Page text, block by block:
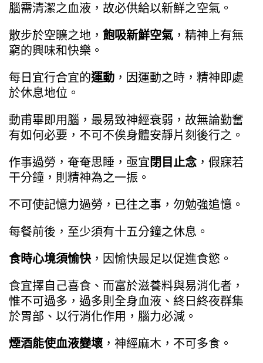
腦需清潔之血液，故必供給以新鮮之空氣。
散步於空曠之地， 飽吸新鮮空氣 ，精神上有無
窮的興味和快樂。
每日宜行合宜的運動 ，因運動之時，精神即處
於休息地位。
動甫畢即用腦，最易致神經衰弱，故無論勤奮
有如何必要，不可不俟身體安靜片刻後行之。
作事過勞，奄奄思睡，亟宜 閉目止念，假寐若
干分鐘，則精神為之一振。
不可使記憶力過勞，已往之事，勿勉強追憶。
每餐前後，至少須有十五分鐘之休息。
食時心境須愉快，因愉快最足以促進食慾。
食宜擇自己喜食、而富於滋養料與易消化者，
惟不可過多，過多則全身血液、終日終夜群集
於胃部、以行消化作用，腦力必減。
煙酒能使血液變壞 ，神經麻木，不可多食。